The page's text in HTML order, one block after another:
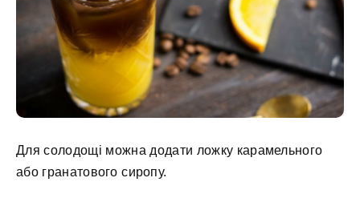
Для солодощі можна додати ложку карамельного
або гранатового сиропу.